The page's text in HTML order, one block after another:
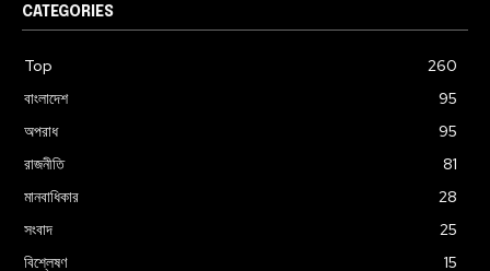
CATEGORIES
Top
260
বাংলাদেশ
95
অপরাধ
95
রাজনীতি
81
মানবাধিকার
28
সংবাদ
25
বিশ্লেষণ
15